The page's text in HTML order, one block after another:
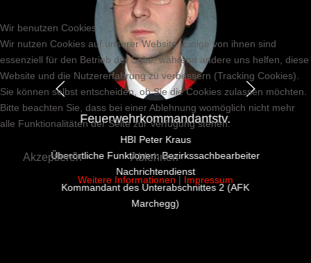
Feuerwehrkommandantstv.
HBI Peter Kraus
Überörtliche Funktionen: Bezirkssachbearbeiter
Nachrichtendienst
Kommandant des Unterabschnittes 2 (AFK
Marchegg)
Wir benutzen Cookies
Wir nutzen Cookies auf unserer Website. Einige von ihnen sind
essenziell für den Betrieb der Seite, während andere uns helfen, diese
Website und die Nutzererfahrung zu verbessern (Tracking Cookies).
Sie können selbst entscheiden, ob Sie die Cookies zulassen möchten.
Bitte beachten Sie, dass bei einer Ablehnung womöglich nicht mehr
alle Funktionalitäten der Seite zur Verfügung stehen.
Akzeptieren Ablehnen
Weitere Informationen | Impressum